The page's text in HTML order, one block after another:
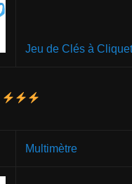
Jeu de Clés à
Multimètre